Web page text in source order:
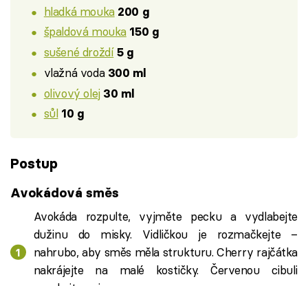
hladká mouka 200 g
špaldová mouka 150 g
sušené droždí 5 g
vlažná voda 300 ml
olivový olej 30 ml
sůl 10 g
Postup
Avokádová směs
Avokáda rozpulte, vyjměte pecku a vydlabejte
dužinu do misky. Vidličkou je rozmačkejte –
nahrubo, aby směs měla strukturu. Cherry rajčátka
nakrájejte na malé kostičky. Červenou cibuli